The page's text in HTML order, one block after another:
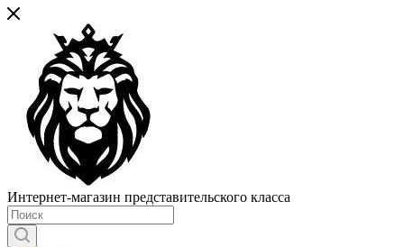
Интернет-магазин представительского класса